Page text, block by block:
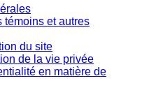
témoins et autres
du site
de la vie privée
en matière de